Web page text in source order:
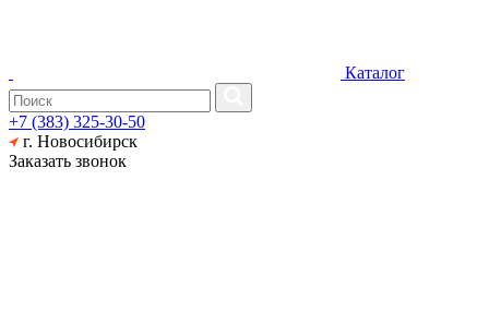
Каталог
+7 (383) 325-30-50
г. Новосибирск
Заказать звонок